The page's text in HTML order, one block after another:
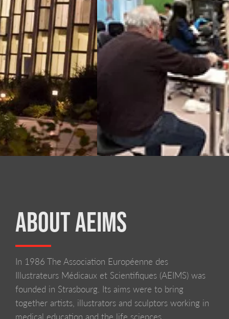
BIOMAB - BIOLOGICAL AND MEDICAL ART IN BELGIUM
ABOUT AEIMS
In 1986 The Association Européenne des
Illustrateurs Médicaux et Scientifiques (AEIMS) was
founded in Strasbourg. Its aims were to bring
together artists, illustrators and sculptors working in
medical education and the life sciences.